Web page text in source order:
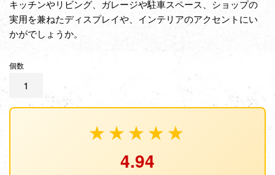
キッチンやリビング、ガレージや駐車スペース、ショップの
実用を兼ねたディスプレイや、インテリアのアクセントにい
かがでしょうか。
個数
★★★★★
4.94